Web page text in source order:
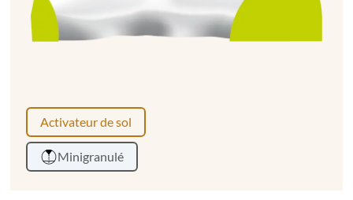
Activateur de sol
Minigranulé